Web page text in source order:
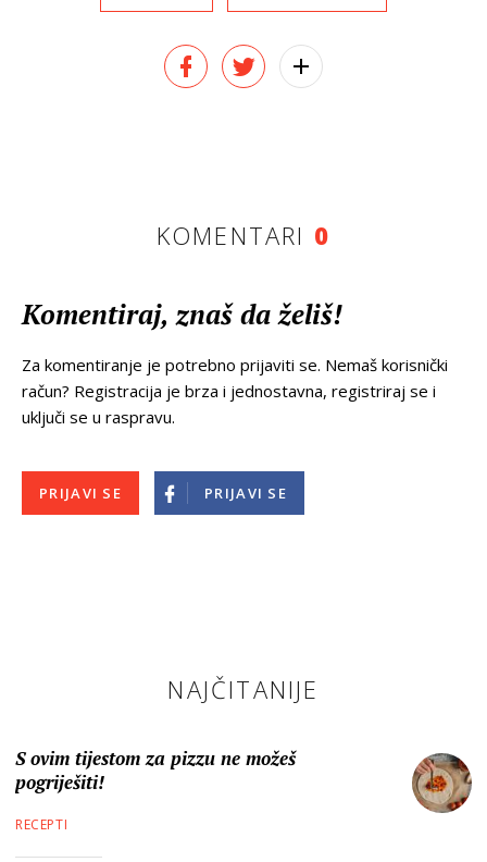
KOMENTARI 0
Komentiraj, znaš da želiš!
Za komentiranje je potrebno prijaviti se. Nemaš korisnički
račun? Registracija je brza i jednostavna, registriraj se i
uključi se u raspravu.
PRIJAVI SE PRIJAVI SE
NAJČITANIJE
S ovim tijestom za pizzu ne možeš
pogriješiti!
RECEPTI